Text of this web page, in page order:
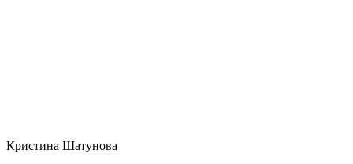
Кристина Шатунова